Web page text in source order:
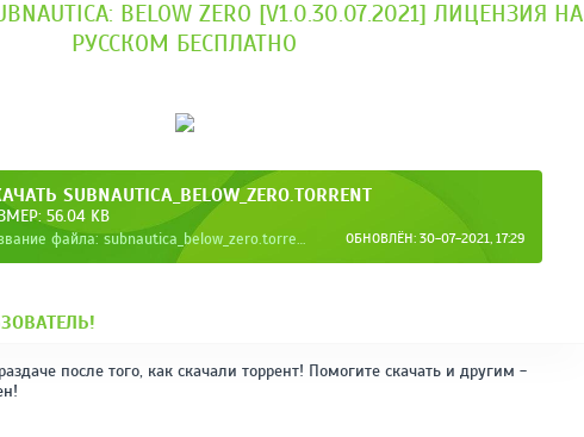
BELOW ZERO [V1.0.30.07.2021] ЛИЦЕНЗИЯ НА
РУССКОМ БЕСПЛАТНО
SUBNAUTICA_BELOW_ZERO.TORRENT
56.04 KB
ОБНОВЛЁН: 30-07-2021, 17:29
Название файла: subnautica_below_zero.torrent
после того, как скачали торрент! Помогите скачать и другим -